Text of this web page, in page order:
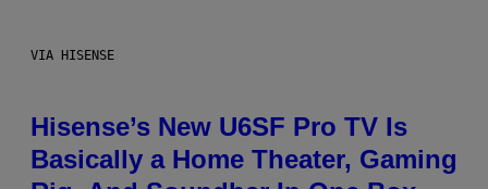
VIA HISENSE
Hisense’s New U6SF Pro TV Is
Basically a Home Theater, Gaming